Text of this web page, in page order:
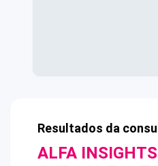
Resultados da
ALFA